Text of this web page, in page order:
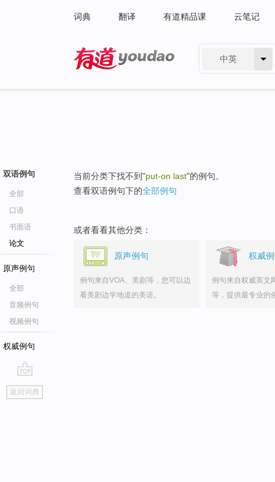
词典 翻译 有道精品课 云笔记
中英
双语例句
全部
口语
书面语
论文
原声例句
全部
音频例句
视频例句
权威例句
go
top
返回词典
当前分类下找不到"put-on last"的例句。
查看双语例句下的全部例句
或者看看其他分类：
原声例句
例句来自VOA、美剧等，您可以边
看美剧边学地道的美语。
权威
例句来自权威英文
等，提供最专业的